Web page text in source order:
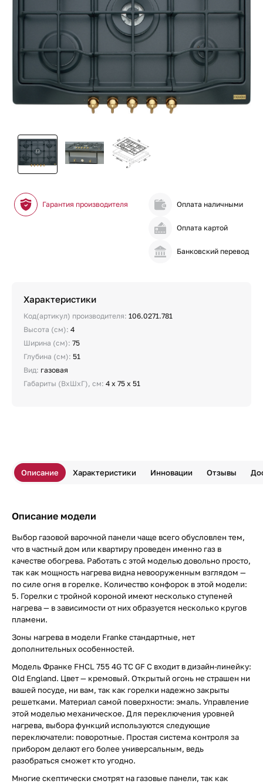
Гарантия производителя Оплата наличными
Оплата картой
Банковский перевод
Характеристики
Код(артикул) производителя: 106.0271.781
Высота (см): 4
Ширина (см): 75
Глубина (см): 51
Вид: газовая
Габариты (ВхШхГ), см: 4 x 75 x 51
Описание Характеристики Инновации Отзывы
Описание модели
Выбор газовой варочной панели чаще всего обусловлен тем,
что в частный дом или квартиру проведен именно газ в
качестве обогрева. Работать с этой моделью довольно просто,
так как мощность нагрева видна невооруженным взглядом —
по силе огня в горелке. Количество конфорок в этой модели:
5. Горелки с тройной короной имеют несколько ступеней
нагрева — в зависимости от них образуется несколько кругов
пламени.
Зоны нагрева в модели Franke стандартные, нет
дополнительных особенностей.
Модель Франке FHCL 755 4G TC GF C входит в дизайн-линейку:
Old England. Цвет — кремовый. Открытый огонь не страшен ни
вашей посуде, ни вам, так как горелки надежно закрыты
решетками. Материал самой поверхности: эмаль. Управление
этой моделью механическое. Для переключения уровней
нагрева, выбора функций используются следующие
переключатели: поворотные. Простая система контроля за
прибором делают его более универсальным, ведь
разобраться сможет кто угодно.
Многие скептически смотрят на газовые панели, так как